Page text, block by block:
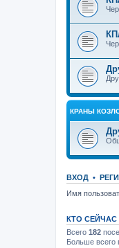
КРАНЫ
ВХОД •
Имя
КТО
Всего 182
Больше всего